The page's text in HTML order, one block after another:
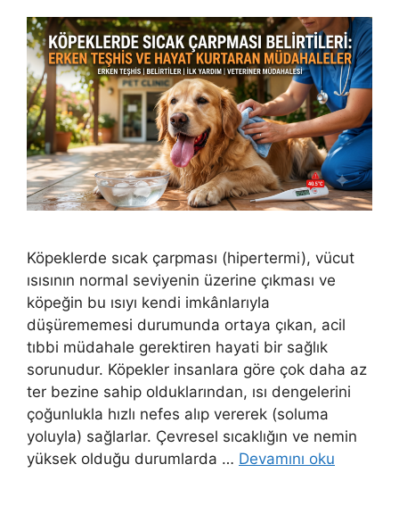
Köpeklerde sıcak çarpması (hipertermi), vücut
ısısının normal seviyenin üzerine çıkması ve
köpeğin bu ısıyı kendi imkânlarıyla
düşürememesi durumunda ortaya çıkan, acil
tıbbi müdahale gerektiren hayati bir sağlık
sorunudur. Köpekler insanlara göre çok daha az
ter bezine sahip olduklarından, ısı dengelerini
çoğunlukla hızlı nefes alıp vererek (soluma
yoluyla) sağlarlar. Çevresel sıcaklığın ve nemin
yüksek olduğu durumlarda … Devamını oku